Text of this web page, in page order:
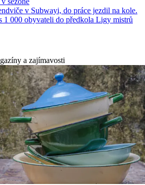
v Subwayi, do práce jezdil na kole.
1 000 obyvateli do předkola Ligy mistrů
a zajímavosti